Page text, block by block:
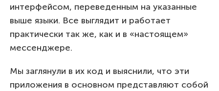
интерфейсом, переведенным на указанные
выше языки. Все выглядит и работает
практически так же, как и в «настоящем»
мессенджере.
Мы заглянули в их код и выяснили, что эти
приложения в основном представляют собой